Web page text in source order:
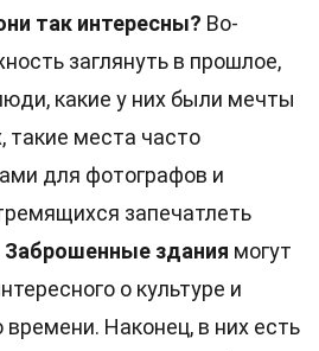
так интересны? Во-
заглянуть в прошлое,
какие у них были мечты
такие места часто
для фотографов и
запечатлеть
Заброшенные здания могут
о культуре и
времени. Наконец, в них есть